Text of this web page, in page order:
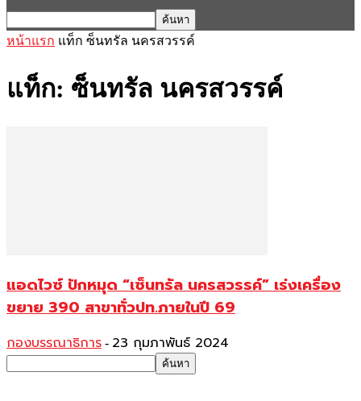
หน้าแรก แท็ก ซ็นทรัล นครสวรรค์
แท็ก: ซ็นทรัล นครสวรรค์
แอดไวซ์ ปักหมุด “เซ็นทรัล นครสวรรค์” เร่งเครื่อง
ขยาย 390 สาขาทั่วปท.ภายในปี 69
กองบรรณาธิการ - 23 กุมภาพันธ์ 2024